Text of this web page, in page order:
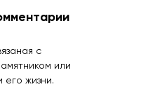
с
или
его жизни.